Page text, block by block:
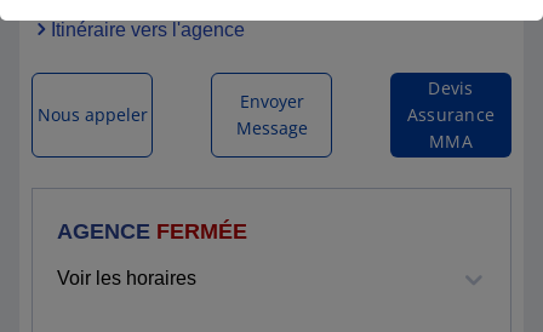
Itinéraire vers l'agence
AGENCE FERMÉE
Voir les horaires
Nous appeler
Envoyer
Message
Devis
Assurance
MMA